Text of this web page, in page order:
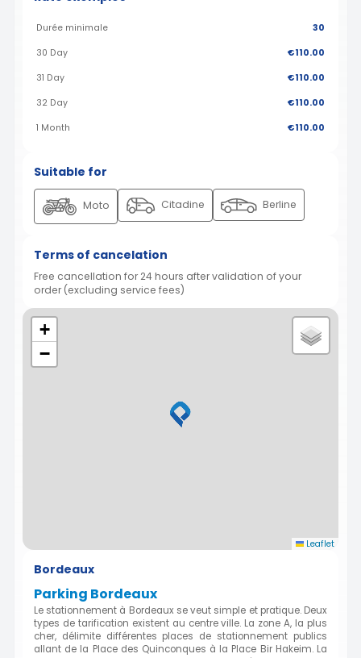
Durée minimale 30
30 Day €110.00
31 Day €110.00
32 Day €110.00
1 Month €110.00
Suitable for
Moto Citadine Berline
Terms of cancelation
Free cancellation for 24 hours after validation of your
order (excluding service fees)
+
−
Leaflet
Bordeaux
Parking Bordeaux
Le stationnement à Bordeaux se veut simple et pratique. Deux
types de tarification existent au centre ville. La zone A, la plus
cher, délimite différentes places de stationnement publics
allant de la Place des Quinconques à la Place Bir Hakeim. La